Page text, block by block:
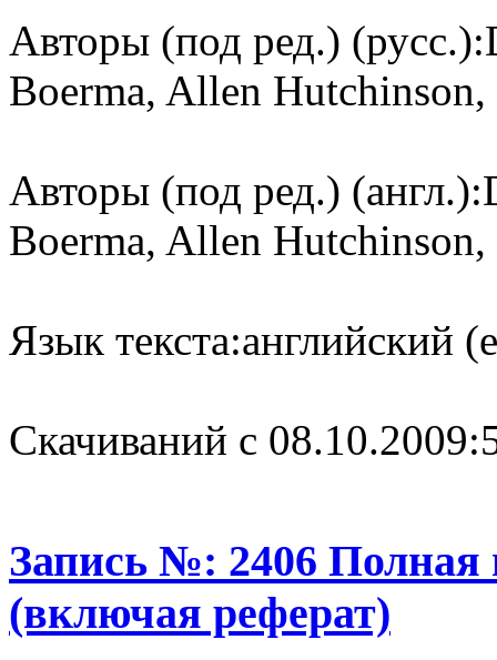
Авторы (под ред.) (русс.):
Boerma, Allen
Авторы (под ред.) (англ.):
Boerma, Allen
Язык текста:английский
Cкачиваний с 08.10.2009:
Запись №: 2406 Полная
(включая реферат)